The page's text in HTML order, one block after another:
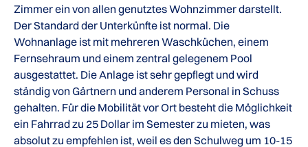
Zimmer ein von allen genutztes Wohnzimmer darstellt.
Der Standard der Unterkünfte ist normal. Die
Wohnanlage ist mit mehreren Waschküchen, einem
Fernsehraum und einem zentral gelegenem Pool
ausgestattet. Die Anlage ist sehr gepflegt und wird
ständig von Gärtnern und anderem Personal in Schuss
gehalten. Für die Mobilität vor Ort besteht die Möglichkeit
ein Fahrrad zu 25 Dollar im Semester zu mieten, was
absolut zu empfehlen ist, weil es den Schulweg um 10-15